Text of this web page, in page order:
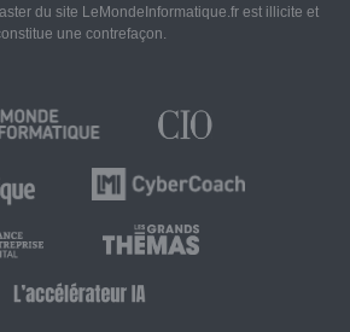
du site LeMondeInformatique.fr est illicite et
une contrefaçon.